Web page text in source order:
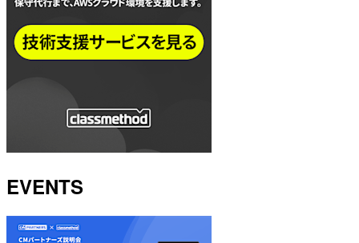
EVENTS